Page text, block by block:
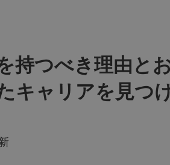
持つべき理由と
キャリアを見つ